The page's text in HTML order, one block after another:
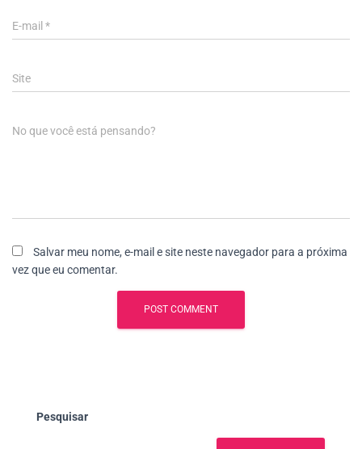
E-mail *
Site
No que você está pensando?
Salvar meu nome, e-mail e site neste navegador para a próxima
vez que eu comentar.
Pesquisar